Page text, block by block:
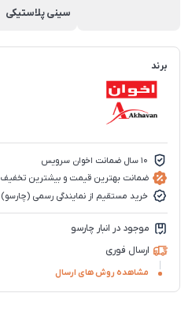
سینی پلاستیکی
برند
10 سال ضمانت اخوان سرویس
ضمانت بهترین قیمت و بیشترین تخفیف
خرید مستقیم از نمایندگی رسمی (چارسو)
موجود در انبار چارسو
ارسال فوری
مشاهده روش های ارسال